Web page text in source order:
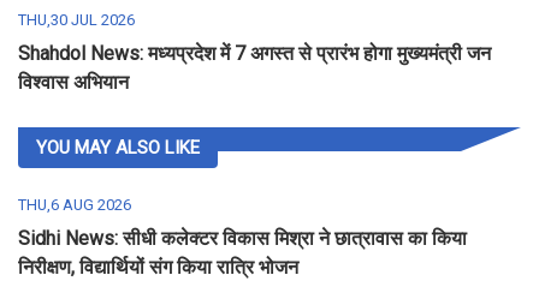
THU,30 JUL 2026
Shahdol News: मध्यप्रदेश में 7 अगस्त से प्रारंभ होगा मुख्यमंत्री जन
विश्वास अभियान
YOU MAY ALSO LIKE
THU,6 AUG 2026
Sidhi News: सीधी कलेक्टर विकास मिश्रा ने छात्रावास का किया
निरीक्षण, विद्यार्थियों संग किया रात्रि भोजन